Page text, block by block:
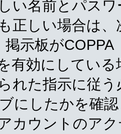
い名前とパス
正しい場合は
掲示板が
有効にしてい
れた指示に従
にしたかを確
カウントのア